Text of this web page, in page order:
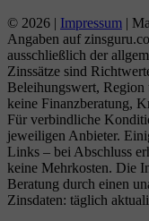
© 2026 | Impressum |
Angaben auf
ausschließlich der
Zinssätze sind
Beleihungswert,
keine Finanzberatung,
Für verbindliche
jeweiligen Anbieter.
Links – bei Abschluss
keine Mehrkosten. Die
Beratung durch einen
Zinsdaten: täglich